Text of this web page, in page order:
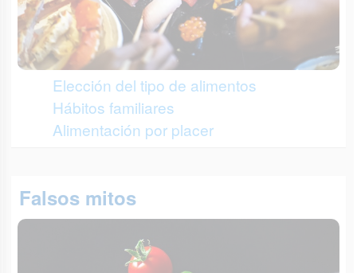
Elección del tipo de alimentos
Hábitos familiares
Alimentación por placer
Falsos mitos